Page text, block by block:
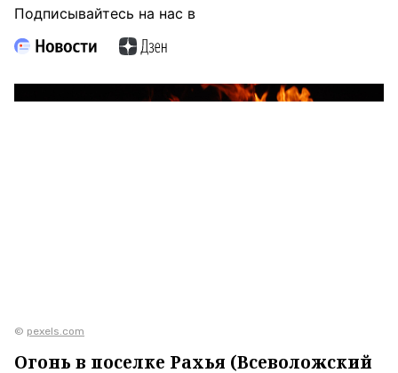
Подписывайтесь на нас в
© pexels.com
Огонь в поселке Рахья (Всеволожский